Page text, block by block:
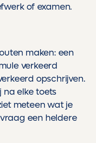
een
Een stille
bloeien en boven
één ding
écht het
of examen.
maken: een
verkeerd
opschrijven.
na elke toets
meteen wat je
een heldere